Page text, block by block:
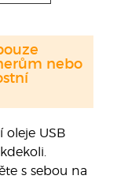
oleje USB
s sebou na
nebo